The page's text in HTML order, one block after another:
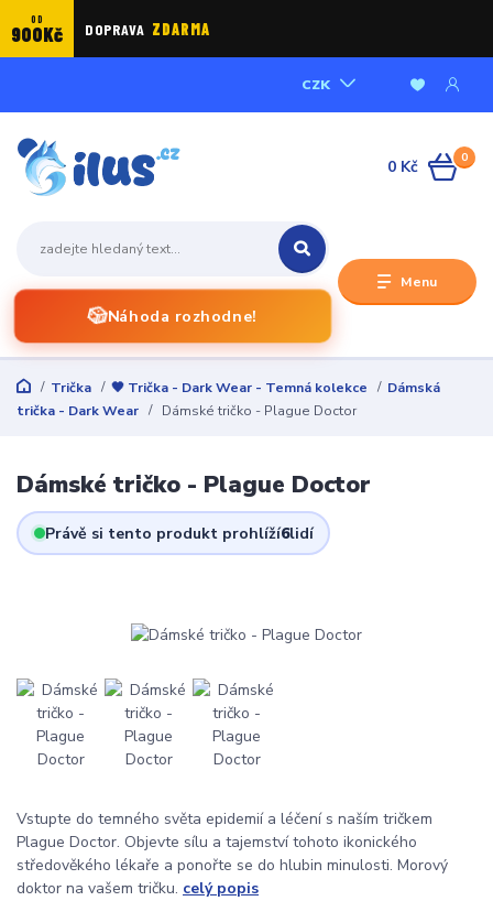
OD
900Kč DOPRAVA ZDARMA
Menu
CZK
🎲Náhoda rozhodne!
0
0 Kč
Trička 🖤 Trička - Dark Wear - Temná kolekce
Dámská
trička - Dark Wear
Dámské tričko - Plague Doctor
Dámské tričko - Plague Doctor
Právě si tento produkt prohlíží6lidí
Vstupte do temného světa epidemií a léčení s naším tričkem
Plague Doctor. Objevte sílu a tajemství tohoto ikonického
středověkého lékaře a ponořte se do hlubin minulosti. Morový
doktor na vašem tričku. celý popis